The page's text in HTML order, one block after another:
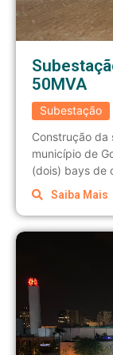
50MVA
Subestação
Construção da
município de
(dois) bays de
Saiba Mais